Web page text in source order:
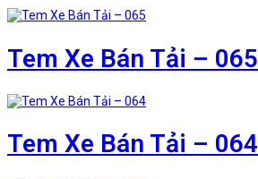
Tem Xe Bán Tải – 065
Tem Xe Bán Tải – 064